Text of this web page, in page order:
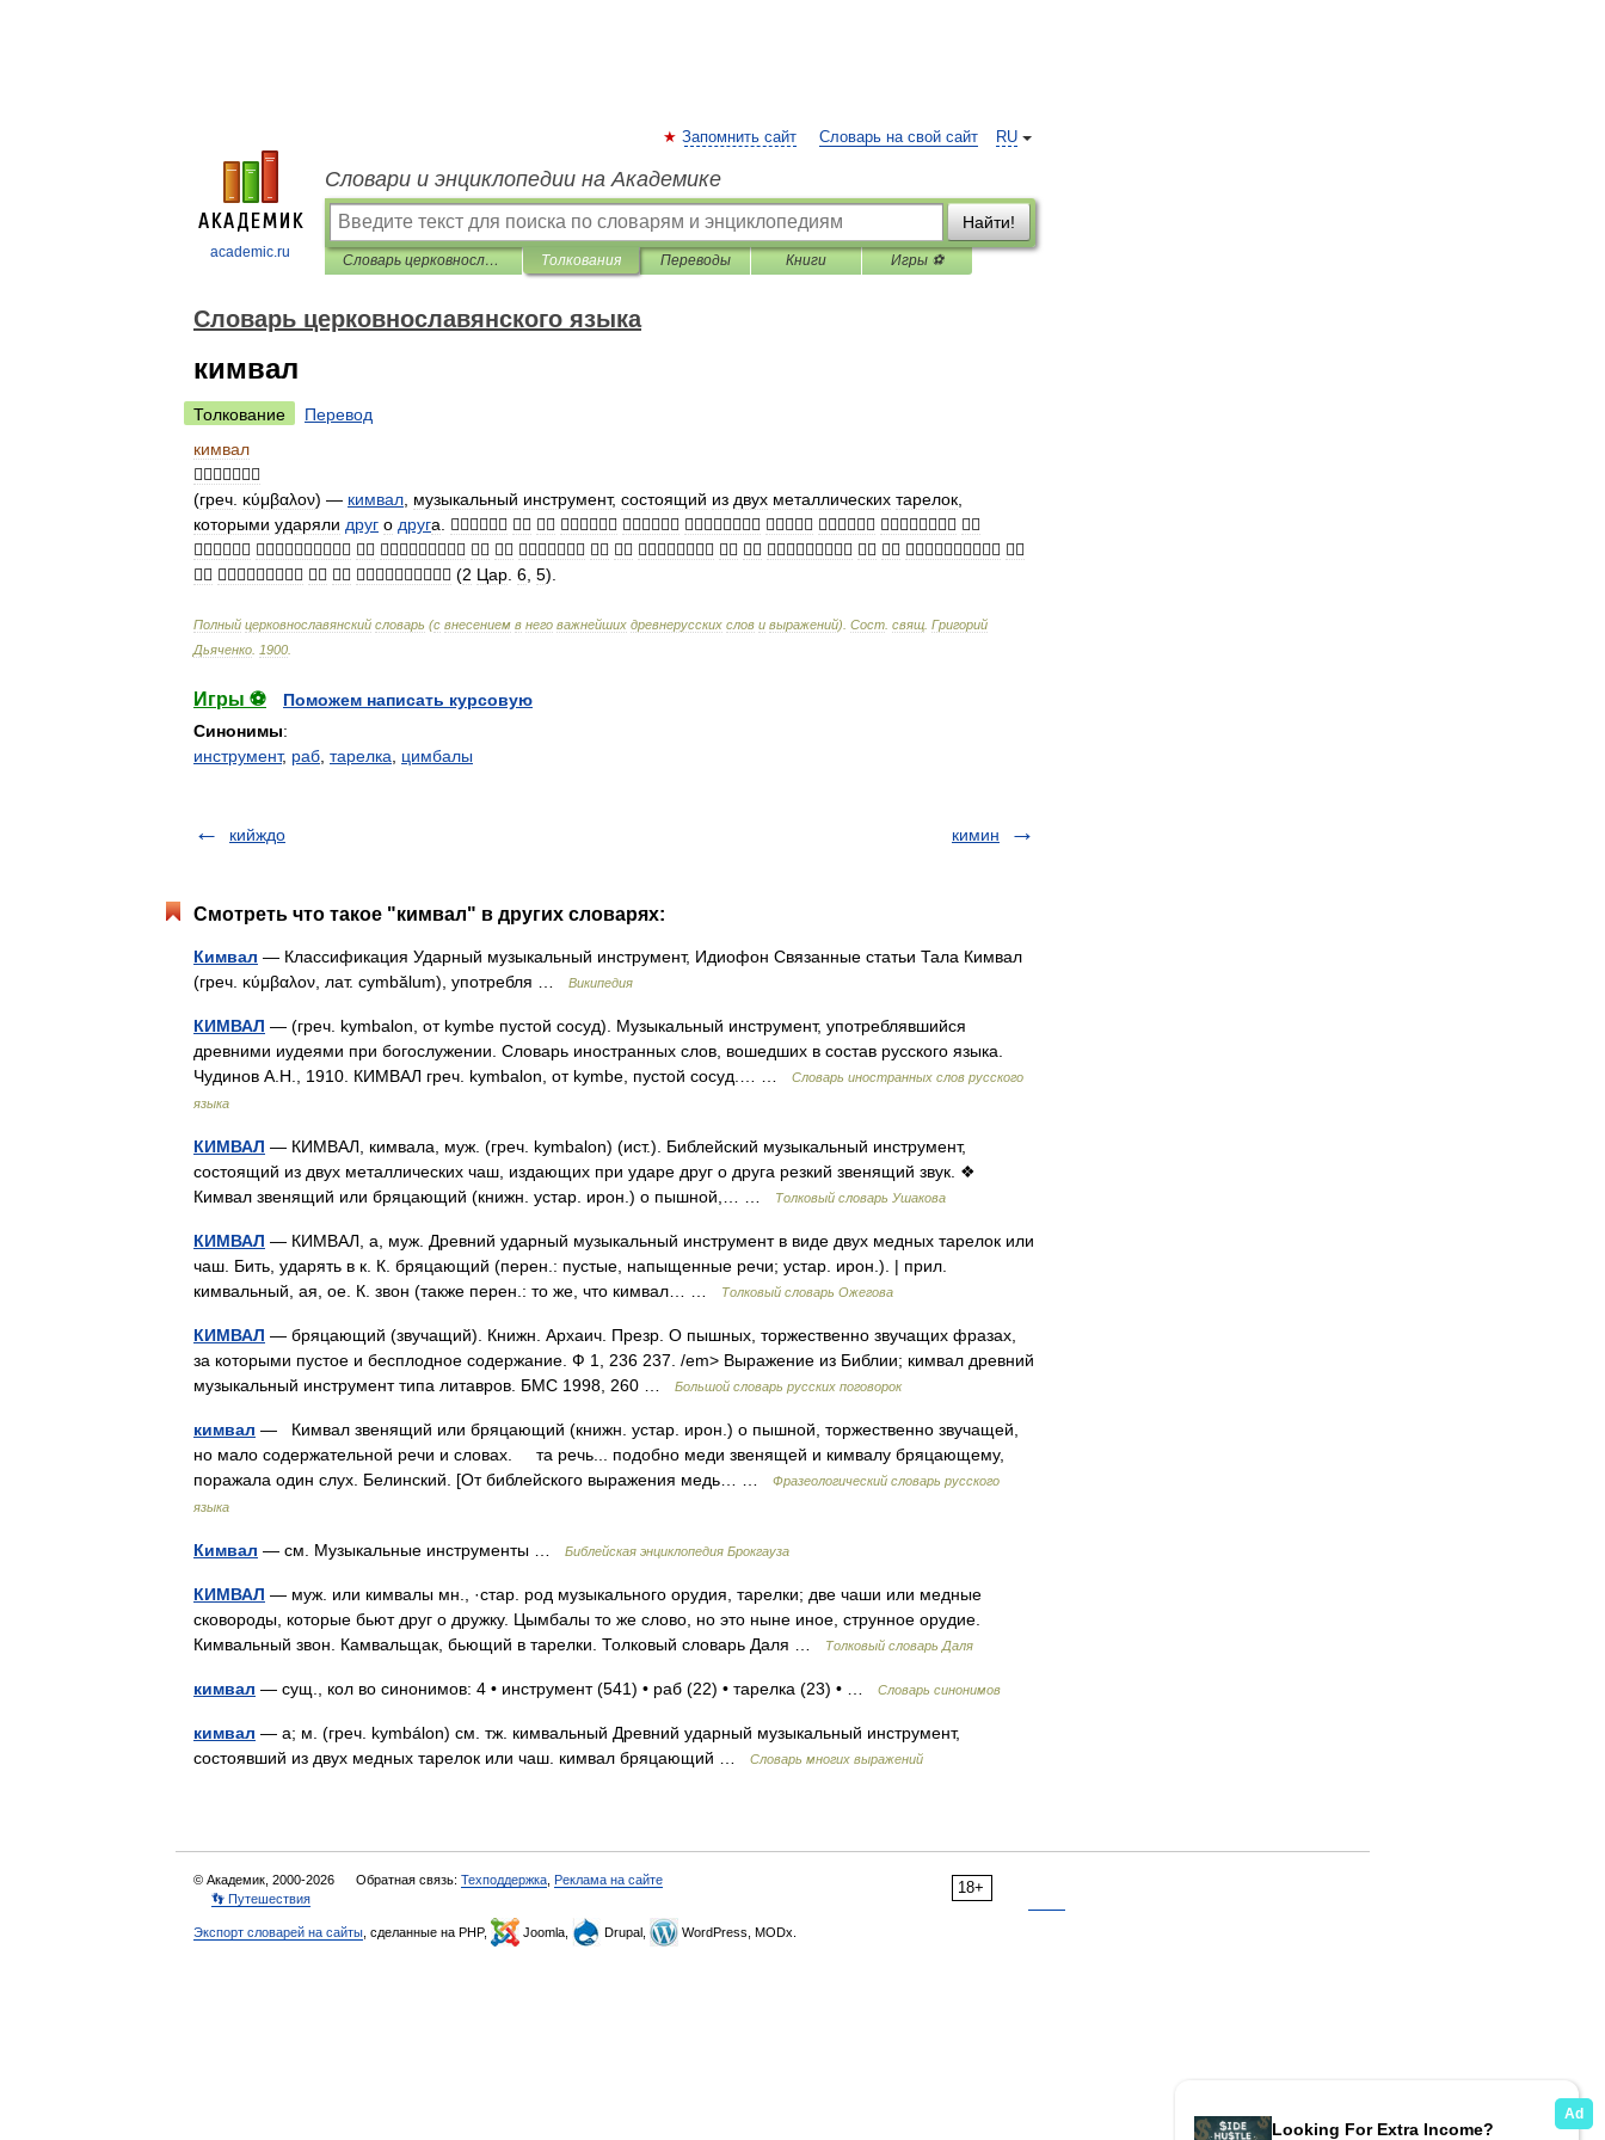
academic.ru
RU
Запомнить сайт Словарь на свой сайт
Словари и энциклопедии на Академике
Найти!
Словарь церковнославянского языка Толкования Переводы Книги Игры ⚽
Словарь церковнославянского языка
кимвал
Толкование
Перевод
кимвал

(греч κύμβαλον) — кимвал музыкальный инструмент, состоящий из двух металлических тарелок
которыми ударяли друг о друга          
                
     (2 Цар 6 5).
Полный церковнославянский словарь (с внесением в него важнейших древнерусских слов и выражений) Сост свящ Григорий
Дьяченко 1900
Игры ⚽
Поможем написать курсовую
Синонимы:
инструмент, раб тарелка цимбалы
кийждо кимин
Смотреть что такое "кимвал" в других словарях:
Кимвал — Классификация Ударный музыкальный инструмент, Идиофон Связанные статьи Тала Кимвал
(греч. κύμβαλον, лат. cymbălum), употребля …
Википедия
КИМВАЛ — (греч. kymbalon, от kymbe пустой сосуд). Музыкальный инструмент, употреблявшийся
древними иудеями при богослужении. Словарь иностранных слов, вошедших в состав русского языка.
Чудинов А.Н., 1910. КИМВАЛ греч. kymbalon, от kymbe, пустой сосуд.… …
Словарь иностранных слов русского
языка
КИМВАЛ — КИМВАЛ, кимвала, муж. (греч. kymbalon) (ист.). Библейский музыкальный инструмент,
состоящий из двух металлических чаш, издающих при ударе друг о друга резкий звенящий звук. ❖
Кимвал звенящий или бряцающий (книжн. устар. ирон.) о пышной,… …
Толковый словарь Ушакова
КИМВАЛ — КИМВАЛ, а, муж. Древний ударный музыкальный инструмент в виде двух медных тарелок или
чаш. Бить, ударять в к. К. бряцающий (перен.: пустые, напыщенные речи; устар. ирон.). | прил.
кимвальный, ая, ое. К. звон (также перен.: то же, что кимвал… …
Толковый словарь Ожегова
КИМВАЛ — бряцающий (звучащий). Книжн. Архаич. Презр. О пышных, торжественно звучащих фразах,
за которыми пустое и бесплодное содержание. Ф 1, 236 237. /em> Выражение из Библии; кимвал древний
музыкальный инструмент типа литавров. БМС 1998, 260 …
Большой словарь русских поговорок
кимвал — Кимвал звенящий или бряцающий (книжн. устар. ирон.) о пышной, торжественно звучащей,
но мало содержательной речи и словах. та речь... подобно меди звенящей и кимвалу бряцающему,
поражала один слух. Белинский. [От библейского выражения медь… …
Фразеологический словарь русского
языка
Кимвал — см. Музыкальные инструменты … Библейская энциклопедия Брокгауза
КИМВАЛ — муж. или кимвалы мн., ·стар. род музыкального орудия, тарелки; две чаши или медные
сковороды, которые бьют друг о дружку. Цымбалы то же слово, но это ныне иное, струнное орудие.
Кимвальный звон. Камвальщак, бьющий в тарелки. Толковый словарь Даля …
Толковый словарь Даля
кимвал — сущ., кол во синонимов: 4 • инструмент (541) • раб (22) • тарелка (23) • … Словарь синонимов
кимвал — а; м. (греч. kymbálon) см. тж. кимвальный Древний ударный музыкальный инструмент,
состоявший из двух медных тарелок или чаш. кимвал бряцающий …
Словарь многих выражений
18+
© Академик, 2000-2026 Обратная связь: Техподдержка Реклама на сайте
👣 Путешествия
Экспорт словарей на сайты , сделанные на PHP, Joomla, Drupal, WordPress, MODx.